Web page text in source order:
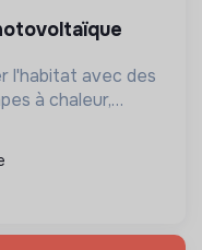
l'habitat avec des
à chaleur,
Elle détient